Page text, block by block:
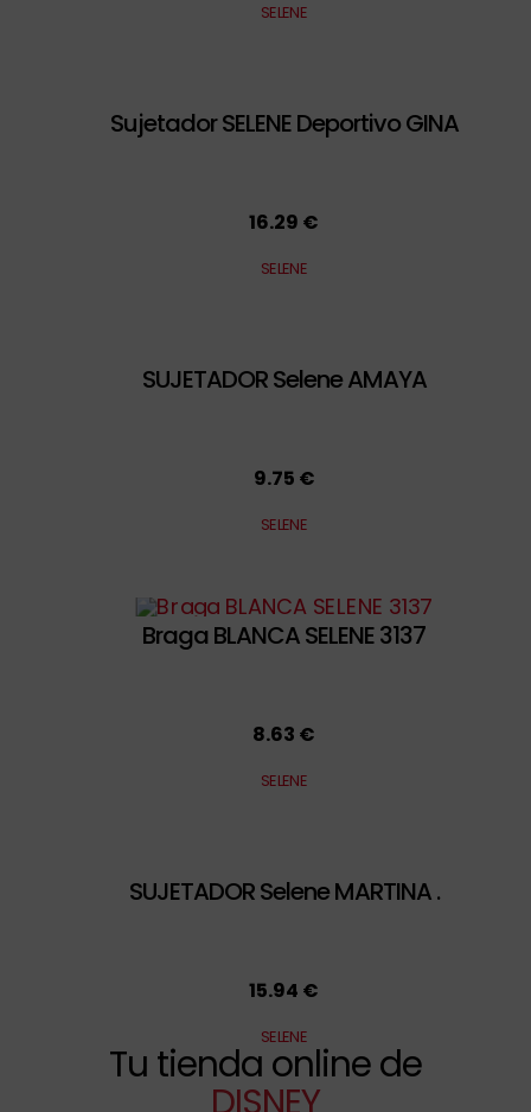
SELENE
Sujetador SELENE Deportivo GINA
16.29 €
SELENE
SUJETADOR Selene AMAYA
9.75 €
SELENE
Braga BLANCA SELENE 3137
8.63 €
SELENE
SUJETADOR Selene MARTINA .
15.94 €
SELENE
Tu tienda online de
DISNEY